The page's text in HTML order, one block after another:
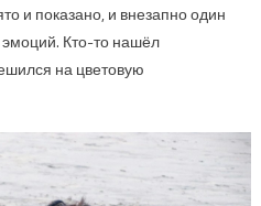
и показано, и внезапно один
эмоций. Кто-то нашёл
на цветовую